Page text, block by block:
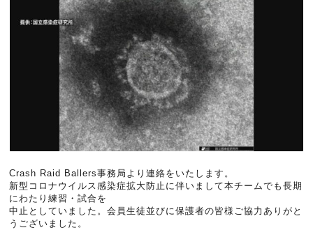
Crash Raid Ballers事務局より連絡をいたします。
新型コロナウイルス感染症拡大防止に伴いまして本チームでも長期
にわたり練習・試合を
中止としていました。会員生徒並びに保護者の皆様ご協力ありがと
うございました。